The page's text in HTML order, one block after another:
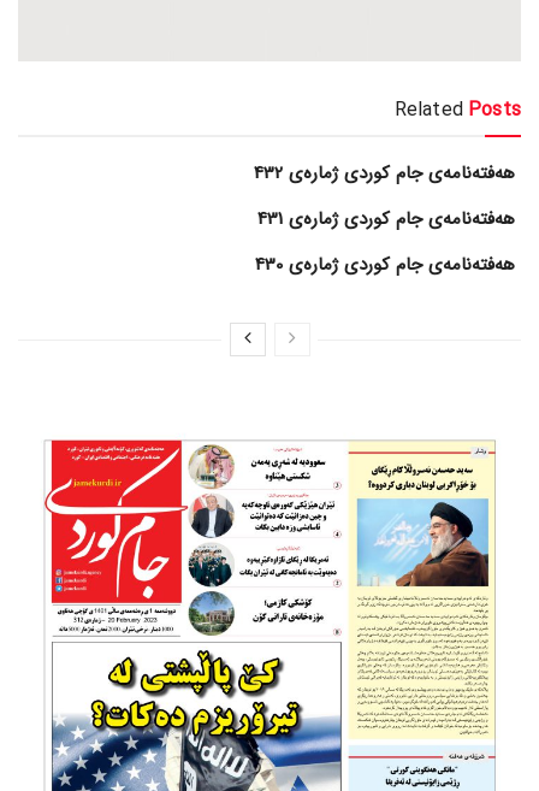
Related Posts
هەفتەنامەی جام کوردی ژمارەی 432
هەفتەنامەی جام کوردی ژمارەی 431
هەفتەنامەی جام کوردی ژمارەی 430